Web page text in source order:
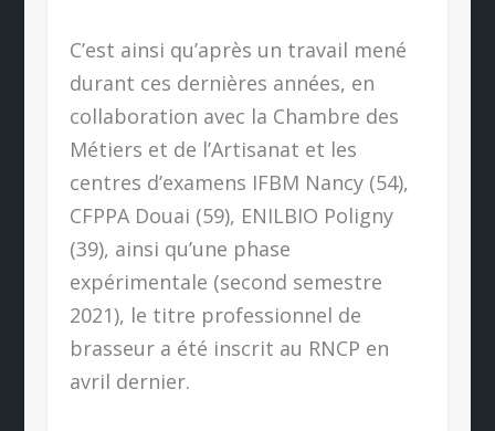
C’est ainsi qu’après un travail mené
durant ces dernières années, en
collaboration avec la Chambre des
Métiers et de l’Artisanat et les
centres d’examens IFBM Nancy (54),
CFPPA Douai (59), ENILBIO Poligny
(39), ainsi qu’une phase
expérimentale (second semestre
2021), le titre professionnel de
brasseur a été inscrit au RNCP en
avril dernier.